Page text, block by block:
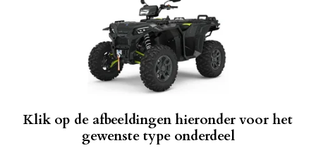
Klik op de afbeeldingen hieronder voor het
gewenste type onderdeel